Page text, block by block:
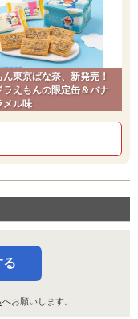
ん東京ばな奈、新発売！
ラえもんの限定缶＆バナ
メル味
る
へお願いします。